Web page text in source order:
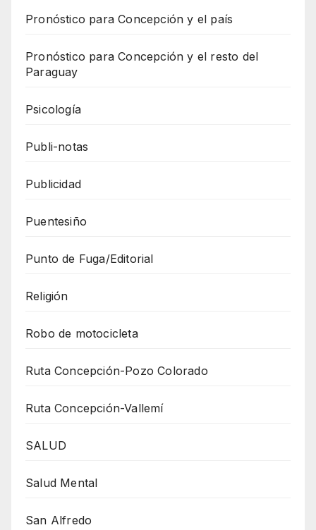
Pronóstico para Concepción y el país
Pronóstico para Concepción y el resto del
Paraguay
Psicología
Publi-notas
Publicidad
Puentesiño
Punto de Fuga/Editorial
Religión
Robo de motocicleta
Ruta Concepción-Pozo Colorado
Ruta Concepción-Vallemí
SALUD
Salud Mental
San Alfredo